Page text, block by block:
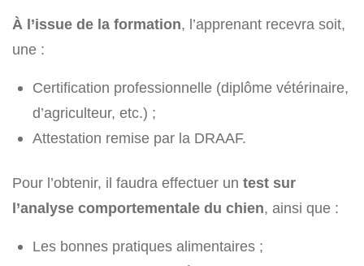
À l’issue de la formation, l’apprenant recevra soit,
une :
Certification professionnelle (diplôme vétérinaire,
d’agriculteur, etc.) ;
Attestation remise par la DRAAF.
Pour l’obtenir, il faudra effectuer un test sur
l’analyse comportementale du chien, ainsi que :
Les bonnes pratiques alimentaires ;